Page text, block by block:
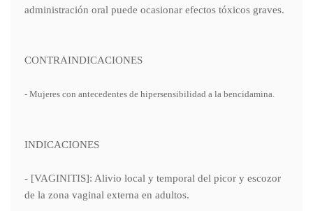
administración oral puede ocasionar efectos tóxicos graves.
CONTRAINDICACIONES
- Mujeres con antecedentes de hipersensibilidad a la bencidamina.
INDICACIONES
- [VAGINITIS]: Alivio local y temporal del picor y escozor
de la zona vaginal externa en adultos.